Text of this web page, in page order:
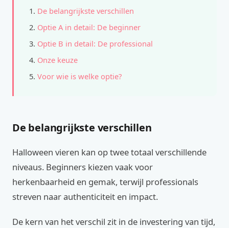
De belangrijkste verschillen
Optie A in detail: De beginner
Optie B in detail: De professional
Onze keuze
Voor wie is welke optie?
De belangrijkste verschillen
Halloween vieren kan op twee totaal verschillende
niveaus. Beginners kiezen vaak voor
herkenbaarheid en gemak, terwijl professionals
streven naar authenticiteit en impact.
De kern van het verschil zit in de investering van tijd,